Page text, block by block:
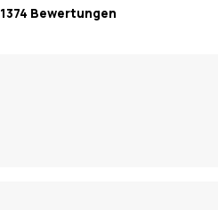
1374 Bewertungen